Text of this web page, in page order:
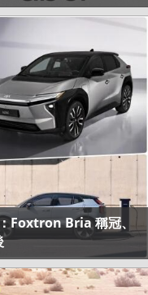
Foxtron Bria 稱冠、